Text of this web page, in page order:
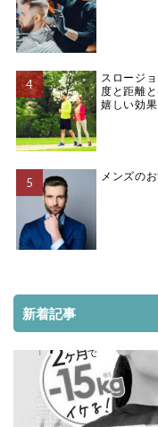
スロージ
度と距離
嬉しい効果
メンズの
新着記事